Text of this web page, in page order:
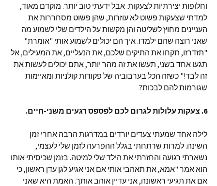
וחלופות יצירתיות לצעקות. אבל ידעתי טוב יותר. מוקדם מאוד,
למדתי שצעקות פשוט לא עוזרות, שהן פשוט מסחררות את
העניינים מחוץ לשליטה והן מקשות על הילדים שלי לשמוע מה
שאני רוצה שהם ילמדו. איך הם יכולים לשמוע אותי "אומרת"
"תזדרזו, תקחו את התיקים שלכם, את הנעליים, את המעילים, אל
תגעו אחד בשני, תעשו את זה מהר יותר, אתם יכולים לעשות את
זה לבד!" כשזה הכל בערבוביה של פקודות קולניות ומאיימות
שגורמות להם לבכות?
6. צעקות עלולות לגרום לכם לפספס רגעים משני-חיים.
לילה אחד שמעתי צעדים יורדים במדרגות הרבה אחרי זמן
השינה. למרות שרתחתי בגלל ההפרעה לזמן שלי לעצמי,
נשארתי רגועה והחזרתי את הילד שלי למיטה. בזמן שכיסיתי אותו
הוא אמר "אמא, את תאהבי אותי אם אני אגיע לגן עדן ראשון, כי
אם את תגיעי ראשונה, אני עדיין אוהב אותך. האמת היא שאני